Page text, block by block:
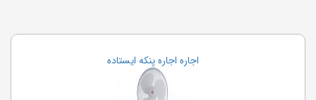
اجاره تخته وایت برد